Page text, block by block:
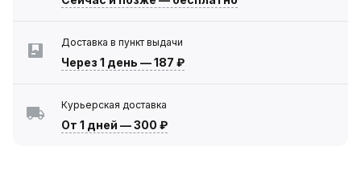
Доставка в пункт выдачи
Через 1 день —187 ₽
Курьерская доставка
От 1 дней —300 ₽